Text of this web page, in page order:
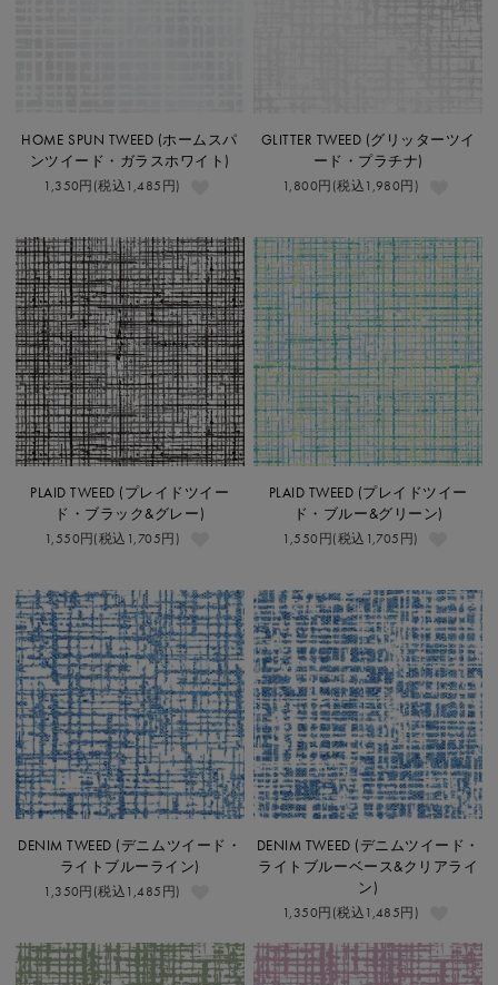
HOME SPUN TWEED (ホームスパ
ンツイード・ガラスホワイト)
1,350円(税込1,485円)
GLITTER TWEED (グリッターツイ
ード・プラチナ)
1,800円(税込1,980円)
PLAID TWEED (プレイドツイー
ド・ブラック&グレー)
1,550円(税込1,705円)
PLAID TWEED (プレイドツイー
ド・ブルー&グリーン)
1,550円(税込1,705円)
DENIM TWEED (デニムツイード・
ライトブルーライン)
1,350円(税込1,485円)
DENIM TWEED (デニムツイード・
ライトブルーベース&クリアライ
ン)
1,350円(税込1,485円)